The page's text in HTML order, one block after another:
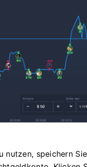
nutzen, speichern